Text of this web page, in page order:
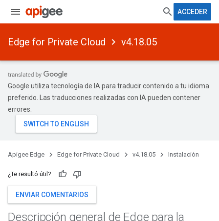
ACCEDER
Edge for Private Cloud v4.18.05
Google utiliza tecnología de IA para traducir contenido a tu idioma
preferido. Las traducciones realizadas con IA pueden contener
errores.
Apigee Edge Edge for Private Cloud v4.18.05 Instalación
¿Te resultó útil?
ENVIAR COMENTARIOS
Descripción general de Edge para la